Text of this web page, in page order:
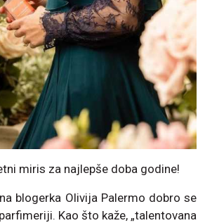
miris za najlepše doba godine!
blogerka Olivija Palermo dobro se
Kao što kaže, „talentovana